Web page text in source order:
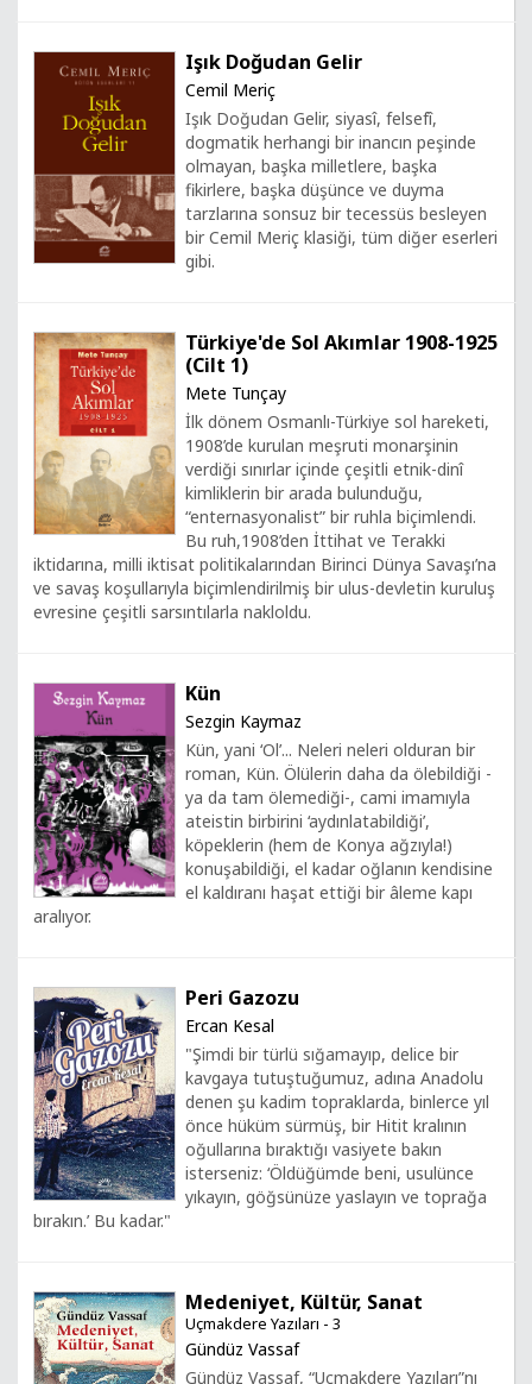
Işık Doğudan Gelir
Cemil Meriç
Işık Doğudan Gelir, siyasî, felsefî,
dogmatik herhangi bir inancın peşinde
olmayan, başka milletlere, başka
fikirlere, başka düşünce ve duyma
tarzlarına sonsuz bir tecessüs besleyen
bir Cemil Meriç klasiği, tüm diğer eserleri
gibi.
Türkiye'de Sol Akımlar 1908-1925
(Cilt 1)
Mete Tunçay
İlk dönem Osmanlı-Türkiye sol hareketi,
1908’de kurulan meşruti monarşinin
verdiği sınırlar içinde çeşitli etnik-dinî
kimliklerin bir arada bulunduğu,
“enternasyonalist” bir ruhla biçimlendi.
Bu ruh,1908’den İttihat ve Terakki
iktidarına, milli iktisat politikalarından Birinci Dünya Savaşı’na
ve savaş koşullarıyla biçimlendirilmiş bir ulus-devletin kuruluş
evresine çeşitli sarsıntılarla nakloldu.
Kün
Sezgin Kaymaz
Kün, yani ‘Ol’... Neleri neleri olduran bir
roman, Kün. Ölülerin daha da ölebildiği -
ya da tam ölemediği-, cami imamıyla
ateistin birbirini ‘aydınlatabildiği’,
köpeklerin (hem de Konya ağzıyla!)
konuşabildiği, el kadar oğlanın kendisine
el kaldıranı haşat ettiği bir âleme kapı
aralıyor.
Peri Gazozu
Ercan Kesal
"Şimdi bir türlü sığamayıp, delice bir
kavgaya tutuştuğumuz, adına Anadolu
denen şu kadim topraklarda, binlerce yıl
önce hüküm sürmüş, bir Hitit kralının
oğullarına bıraktığı vasiyete bakın
isterseniz: ‘Öldüğümde beni, usulünce
yıkayın, göğsünüze yaslayın ve toprağa
bırakın.’ Bu kadar."
Medeniyet, Kültür, Sanat
Uçmakdere Yazıları - 3
Gündüz Vassaf
Gündüz Vassaf, “Uçmakdere Yazıları”nı